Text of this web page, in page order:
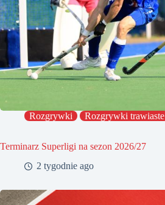
Rozgrywki Rozgrywki trawiaste
Terminarz Superligi na sezon 2026/27
2 tygodnie ago